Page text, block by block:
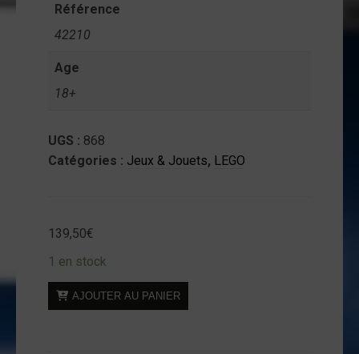
Référence
42210
Age
18+
UGS : 868
Catégories : Jeux & Jouets, LEGO
139,50€
1 en stock
quantité
de
AJOUTER AU PANIER